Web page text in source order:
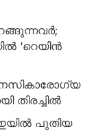
‘റെയിൻ
തിരച്ചിൽ
പുതിയ